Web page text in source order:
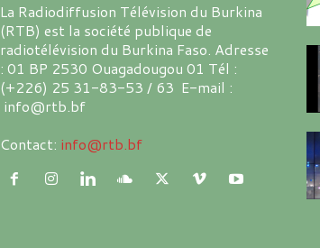
La Radiodiffusion Télévision du Burkina
(RTB) est la société publique de
radiotélévision du Burkina Faso. Adresse
: 01 BP 2530 Ouagadougou 01 Tél :
(+226) 25 31-83-53 / 63 E-mail :
info@rtb.bf
Contact: info@rtb.bf